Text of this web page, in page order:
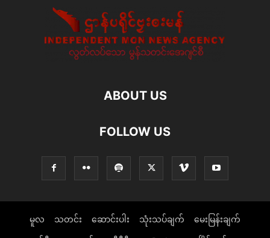
ABOUT US
FOLLOW US
မူလ သတင်း ဆောင်းပါး သုံးသပ်ချက် မေးမြန်းချက်